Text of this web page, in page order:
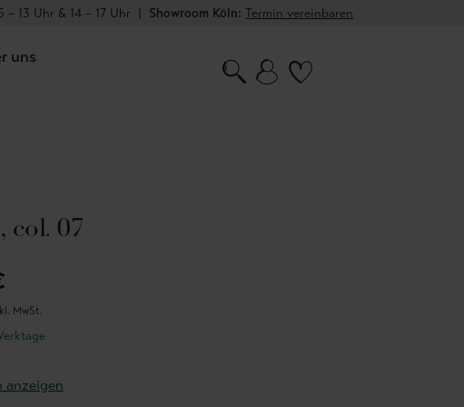
– 13 Uhr & 14 – 17 Uhr | Showroom Köln: Termin vereinbaren
uns
col. 07
MwSt.
anzeigen